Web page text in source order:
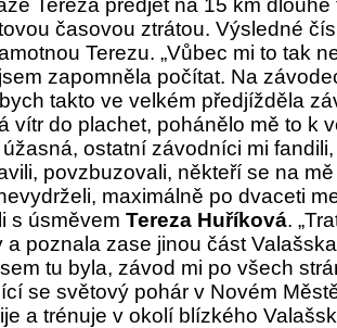
Tereza předjet na 15 km dlouhé
časovou ztrátou. Výsledné
Terezu. „Vůbec mi to tak
zapomněla počítat. Na
takto ve velkém předjížděla
vítr do plachet, pohánělo mě to k
ostatní závodníci mi
povzbuzovali, někteří se na
maximálně po dvaceti
s úsměvem Tereza Huříková.
a poznala zase jinou část
tu byla, závod mi po všech
se světový pohár v Novém
a trénuje v okolí blízkého